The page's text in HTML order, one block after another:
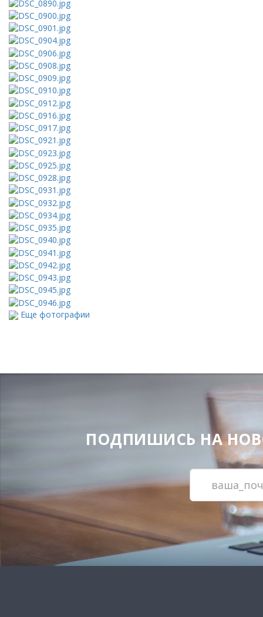
Еще фотографии
ПОДПИШИСЬ НА